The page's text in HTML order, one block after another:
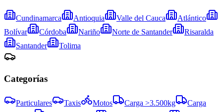
Cundinamarca Antioquia Valle del Cauca
Atlántico
Bolívar
Córdoba Nariño Norte de Santander
Risaralda
Santander
Tolima
Categorías
Particulares Taxis Motos Carga >3.500kg
Carga